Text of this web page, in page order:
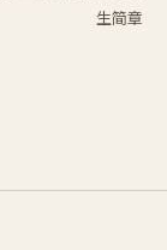
生简章